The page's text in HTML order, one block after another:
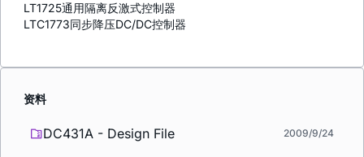
LT1725通用隔离反激式控制器
LTC1773同步降压DC/DC控制器
资料
DC431A - Design File 2009/9/24